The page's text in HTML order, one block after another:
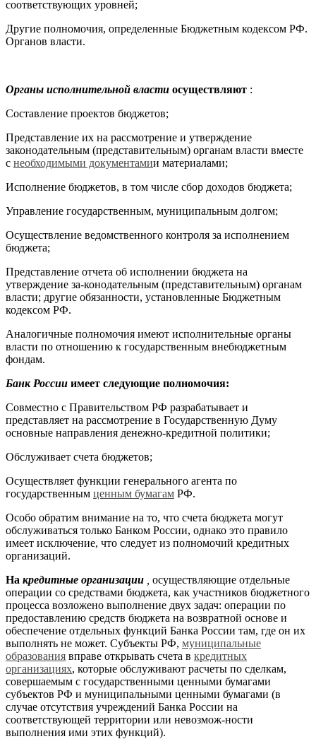
соответствующих уровней;
Другие полномочия, определенные Бюджетным кодексом РФ.
Органов власти.
Органы исполнительной власти осуществляют :
Составление проектов бюджетов;
Представление их на рассмотрение и утверждение
законодательным (представительным) органам власти вместе
с необходимыми документамии материалами;
Исполнение бюджетов, в том числе сбор доходов бюджета;
Управление государственным, муниципальным долгом;
Осуществление ведомственного контроля за исполнением
бюджета;
Представление отчета об исполнении бюджета на
утверждение за-конодательным (представительным) органам
власти; другие обязанности, установленные Бюджетным
кодексом РФ.
Аналогичные полномочия имеют исполнительные органы
власти по отношению к государственным внебюджетным
фондам.
Банк России имеет следующие полномочия:
Совместно с Правительством РФ разрабатывает и
представляет на рассмотрение в Государственную Думу
основные направления денежно-кредитной политики;
Обслуживает счета бюджетов;
Осуществляет функции генерального агента по
государственным ценным бумагам РФ.
Особо обратим внимание на то, что счета бюджета могут
обслуживаться только Банком России, однако это правило
имеет исключение, что следует из полномочий кредитных
организаций.
На кредитные организации
осуществляющие отдельные
операции со средствами бюджета, как участников бюджетного
процесса возложено выполнение двух задач: операции по
предоставлению средств бюджета на возвратной основе и
обеспечение отдельных функций Банка России там, где он их
выполнять не может. Субъекты РФ, муниципальные
образования вправе открывать счета в кредитных
организациях, которые обслуживают расчеты по сделкам,
совершаемым с государственными ценными бумагами
субъектов РФ и муниципальными ценными бумагами (в
случае отсутствия учреждений Банка России на
соответствующей территории или невозмож-ности
выполнения ими этих функций).